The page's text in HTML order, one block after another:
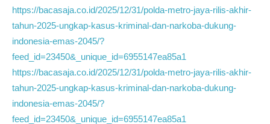
https://bacasaja.co.id/2025/12/31/polda-metro-jaya-rilis-akhir-
tahun-2025-ungkap-kasus-kriminal-dan-narkoba-dukung-
indonesia-emas-2045/?
feed_id=23450&_unique_id=6955147ea85a1
https://bacasaja.co.id/2025/12/31/polda-metro-jaya-rilis-akhir-
tahun-2025-ungkap-kasus-kriminal-dan-narkoba-dukung-
indonesia-emas-2045/?
feed_id=23450&_unique_id=6955147ea85a1